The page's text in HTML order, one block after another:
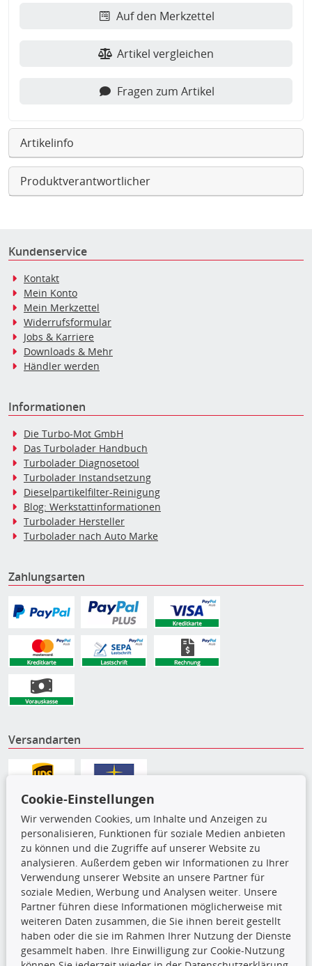
Auf den Merkzettel
Artikel vergleichen
Fragen zum Artikel
Artikelinfo
Produktverantwortlicher
Kundenservice
Kontakt
Mein Konto
Mein Merkzettel
Widerrufsformular
Jobs & Karriere
Downloads & Mehr
Händler werden
Informationen
Die Turbo-Mot GmbH
Das Turbolader Handbuch
Turbolader Diagnosetool
Turbolader Instandsetzung
Dieselpartikelfilter-Reinigung
Blog: Werkstattinformationen
Turbolader Hersteller
Turbolader nach Auto Marke
Zahlungsarten
Versandarten
Die hier angezeigten Daten,
insbesondere die gesamte Datenbank,
dürfen nicht kopiert werden. Es ist zu
unterlassen, die Daten oder die gesamte Datenbank ohne
Cookie-Einstellungen
Wir verwenden Cookies, um Inhalte und Anzeigen zu
personalisieren, Funktionen für soziale Medien anbieten
zu können und die Zugriffe auf unserer Website zu
analysieren. Außerdem geben wir Informationen zu Ihrer
Verwendung unserer Website an unsere Partner für
soziale Medien, Werbung und Analysen weiter. Unsere
Partner führen diese Informationen möglicherweise mit
weiteren Daten zusammen, die Sie ihnen bereit gestellt
haben oder die sie im Rahmen Ihrer Nutzung der Dienste
gesammelt haben. Ihre Einwilligung zur Cookie-Nutzung